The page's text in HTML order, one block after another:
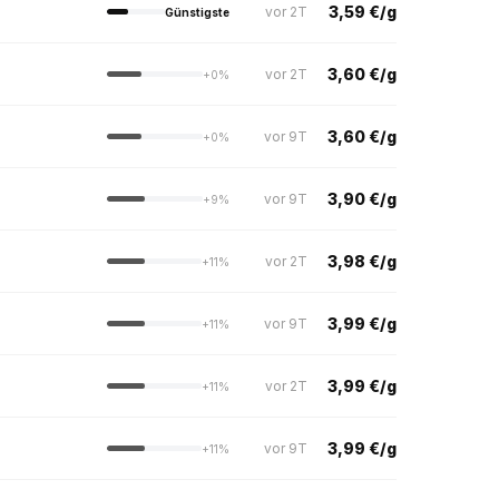
Günstigste vor 2T 3,59 €/g
+0% vor 2T 3,60 €/g
+0% vor 9T 3,60 €/g
+9% vor 9T 3,90 €/g
+11% vor 2T 3,98 €/g
+11% vor 9T 3,99 €/g
+11% vor 2T 3,99 €/g
+11% vor 9T 3,99 €/g